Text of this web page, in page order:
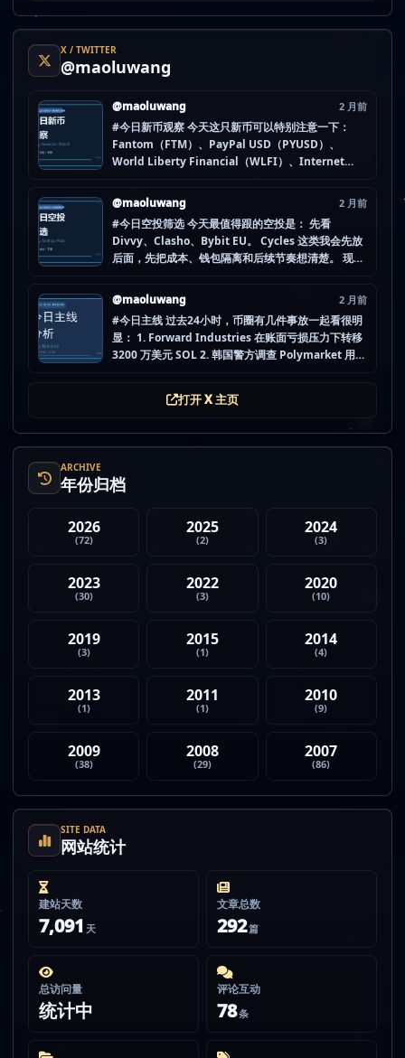
X / TWITTER
@maoluwang
@maoluwang 2 月前
#今日新币观察 今天这只新币可以特别注意一下：
Fantom（FTM）、PayPal USD（PYUSD）、
World Liberty Financial（WLFI）、Internet
而是更像“热度是不是在回流”的样本。 这种时候最怕
把...
@maoluwang 2 月前
#今日空投筛选 今天最值得跟的空投是： 先看
Divvy、Clasho、Bybit EU。 Cycles 这类我会先放
后面，先把成本、钱包隔离和后续节奏想清楚。 现在
都没做扎实。 mao.lu/today-airdrop-selecti… #空
投项目 #...
@maoluwang 2 月前
#今日主线 过去24小时，币圈有几件事放一起看很明
显： 1. Forward Industries 在账面亏损压力下转移
3200 万美元 SOL 2. 韩国警方调查 Polymarket 用户
打开 X 主页
ARCHIVE
年份归档
2026
(72)
2025
(2)
2024
(3)
2023
(30)
2022
(3)
2020
(10)
2019
(3)
2015
(1)
2014
(4)
2013
(1)
2011
(1)
2010
(9)
2009
(38)
2008
(29)
2007
(86)
SITE DATA
网站统计
建站天数
7,091 天
文章总数
292篇
总访问量
统计中
评论互动
78条